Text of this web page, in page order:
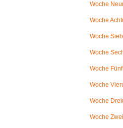
Woche
Woche
Woche
Woche
Woche
Woche
Woche
Woche